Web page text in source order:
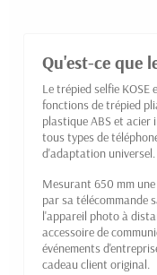
Qu'est-ce que
Le trépied selfie KOSE
fonctions de trépied
plastique ABS et acier
tous types de
d'adaptation universel.
Mesurant 650 mm
par sa télécommande
l'appareil photo à
accessoire de
événements
cadeau client original.